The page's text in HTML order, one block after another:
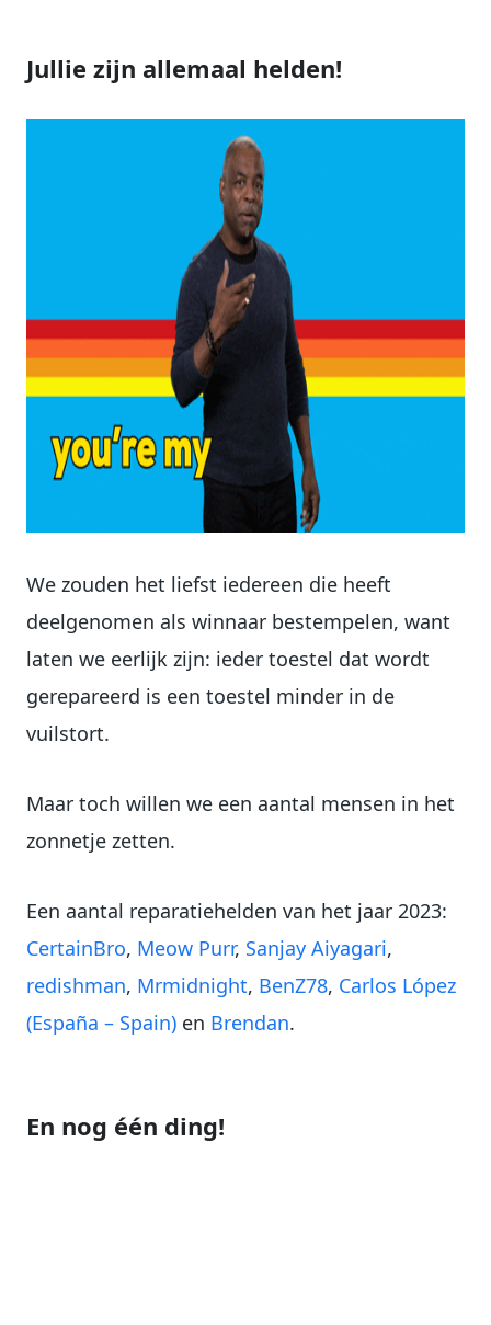
Jullie zijn allemaal helden!
We zouden het liefst iedereen die heeft
deelgenomen als winnaar bestempelen, want
laten we eerlijk zijn: ieder toestel dat wordt
gerepareerd is een toestel minder in de
vuilstort.
Maar toch willen we een aantal mensen in het
zonnetje zetten.
Een aantal reparatiehelden van het jaar 2023:
CertainBro, Meow Purr, Sanjay Aiyagari,
redishman, Mrmidnight, BenZ78, Carlos López
(España – Spain) en Brendan.
En nog één ding!